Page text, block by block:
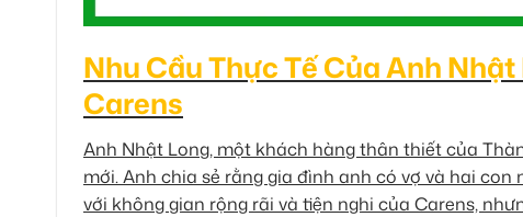
Nhu Cầu Thực Tế Của Anh
Carens
Anh Nhật Long, một khách hàng thân thiết của
mới. Anh chia sẻ rằng gia đình anh có vợ và hai
với không gian rộng rãi và tiện nghi của Carens,